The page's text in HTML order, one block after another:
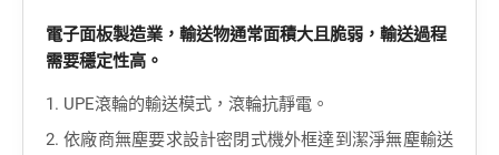
電子面板製造業，輸送物通常面積大且脆弱，輸送過程
需要穩定性高。
1. UPE滾輪的輸送模式，滾輪抗靜電。
2. 依廠商無塵要求設計密閉式機外框達到潔淨無塵輸送
聯絡我們
登入